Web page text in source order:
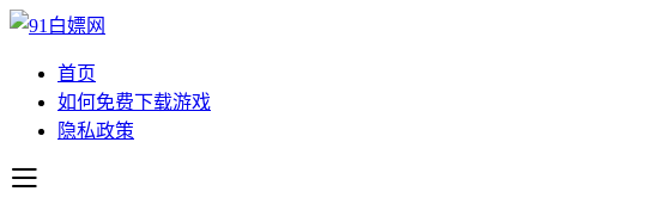
首页
如何免费下载游戏
隐私政策